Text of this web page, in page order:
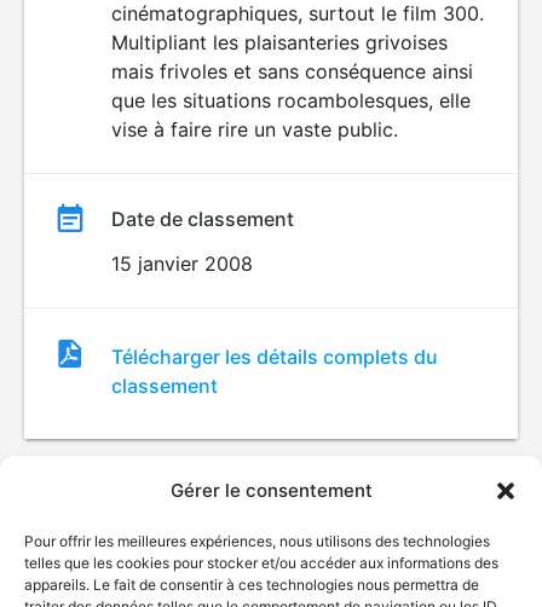
Gérer le consentement
Pour offrir les meilleures expériences, nous utilisons des technologies
telles que les cookies pour stocker et/ou accéder aux informations des
appareils. Le fait de consentir à ces technologies nous permettra de
cinématographiques, surtout le film 300.
Multipliant les plaisanteries grivoises
mais frivoles et sans conséquence ainsi
que les situations rocambolesques, elle
vise à faire rire un vaste public.
Date de classement
15 janvier 2008
Fichier
de
classement
Télécharger les détails complets du
classement